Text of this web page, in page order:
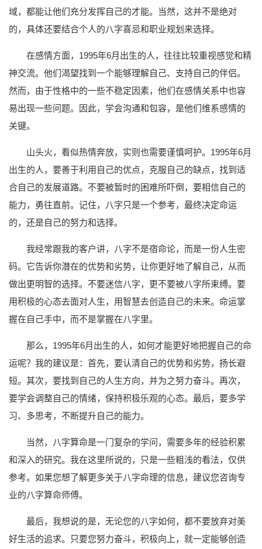
域，都能让他们充分发挥自己的才能。当然，这并不是绝对
的，具体还要结合个人的八字喜忌和职业规划来选择。
在感情方面，1995年6月出生的人，往往比较重视感觉和精
神交流。他们渴望找到一个能够理解自己、支持自己的伴侣。
然而，由于性格中的一些不稳定因素，他们在感情关系中也容
易出现一些问题。因此，学会沟通和包容，是他们维系感情的
关键。
山头火，看似热情奔放，实则也需要谨慎呵护。1995年6月
出生的人，要善于利用自己的优点，克服自己的缺点，找到适
合自己的发展道路。不要被暂时的困难所吓倒，要相信自己的
能力，勇往直前。记住，八字只是一个参考，最终决定命运
的，还是自己的努力和选择。
我经常跟我的客户讲，八字不是宿命论，而是一份人生密
码。它告诉你潜在的优势和劣势，让你更好地了解自己，从而
做出更明智的选择。不要迷信八字，更不要被八字所束缚。要
用积极的心态去面对人生，用智慧去创造自己的未来。命运掌
握在自己手中，而不是掌握在八字里。
那么，1995年6月出生的人，如何才能更好地把握自己的命
运呢？我的建议是：首先，要认清自己的优势和劣势，扬长避
短。其次，要找到自己的人生方向，并为之努力奋斗。再次，
要学会调整自己的情绪，保持积极乐观的心态。最后，要多学
习、多思考，不断提升自己的能力。
当然，八字算命是一门复杂的学问，需要多年的经验积累
和深入的研究。我在这里所说的，只是一些粗浅的看法，仅供
参考。如果您想了解更多关于八字命理的信息，建议您咨询专
业的八字算命师傅。
最后，我想说的是，无论您的八字如何，都不要放弃对美
好生活的追求。只要您努力奋斗，积极向上，就一定能够创造